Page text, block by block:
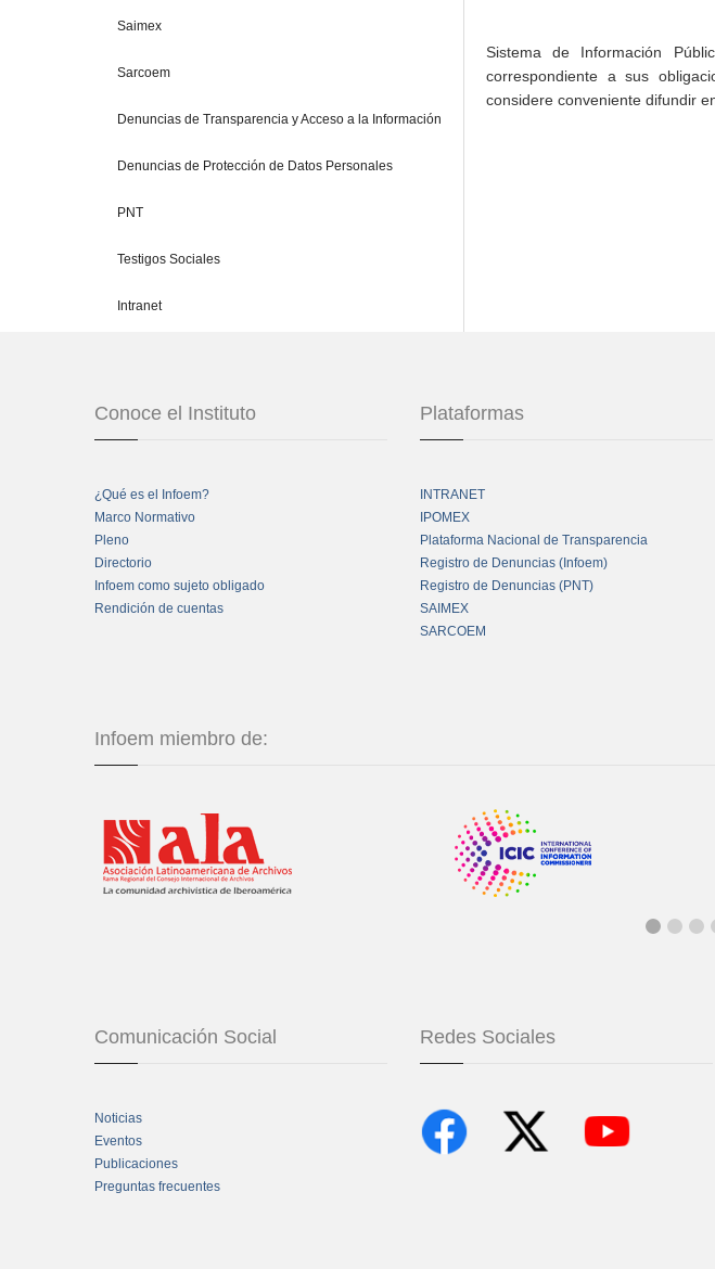
Saimex
Sarcoem
Denuncias de Transparencia y Acceso a la Información
Denuncias de Protección de Datos Personales
PNT
Testigos Sociales
Intranet
Sistema de Información
correspondiente a sus
considere conveniente difundir
Conoce el Instituto
¿Qué es el Infoem?
Marco Normativo
Pleno
Directorio
Infoem como sujeto obligado
Rendición de cuentas
Plataformas
INTRANET
IPOMEX
Plataforma Nacional de Transparencia
Registro de Denuncias (Infoem)
Registro de Denuncias (PNT)
SAIMEX
SARCOEM
Infoem miembro de:
Comunicación Social
Noticias
Eventos
Publicaciones
Preguntas frecuentes
Redes Sociales